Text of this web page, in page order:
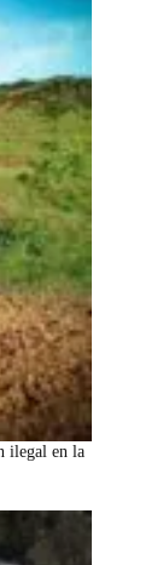
ilegal en la